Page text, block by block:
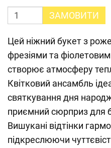
ЗАМОВИТИ
Цей ніжний букет з
фрезіями та
створює атмосферу
Квітковий ансамбль
святкування дня
приємний сюрприз для
Вишукані відтінки
підкреслюючи